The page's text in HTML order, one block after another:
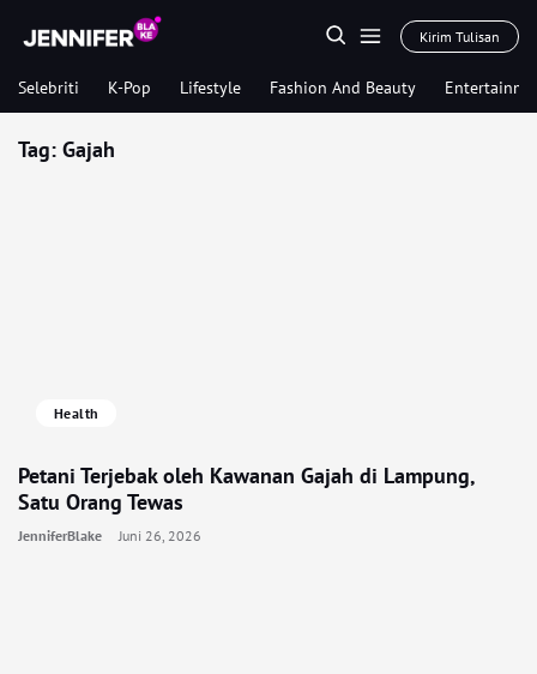
Kirim Tulisan
Selebriti K-Pop Lifestyle Fashion And Beauty
Tag: Gajah
Health
Petani Terjebak oleh Kawanan Gajah di Lampung,
Satu Orang Tewas
JenniferBlake Juni 26, 2026